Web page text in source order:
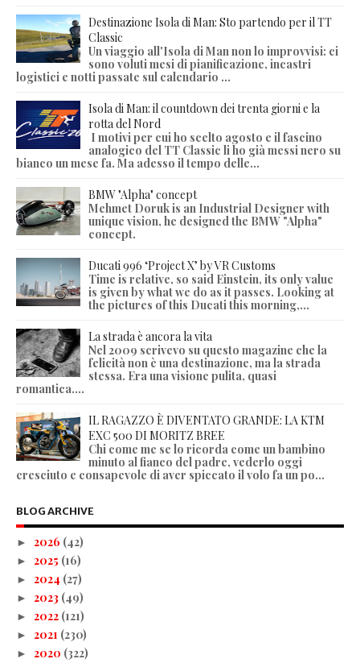
Destinazione Isola di Man: Sto partendo per il TT
Classic
Un viaggio all'Isola di Man non lo improvvisi: ci
sono voluti mesi di pianificazione, incastri
logistici e notti passate sul calendario ...
Isola di Man: il countdown dei trenta giorni e la
rotta del Nord
I motivi per cui ho scelto agosto e il fascino
analogico del TT Classic li ho già messi nero su
bianco un mese fa. Ma adesso il tempo delle...
BMW "Alpha" concept
Mehmet Doruk is an Industrial Designer with
unique vision, he designed the BMW "Alpha"
concept.
Ducati 996 ‘Project X’ by VR Customs
Time is relative, so said Einstein, its only value
is given by what we do as it passes. Looking at
the pictures of this Ducati this morning,...
La strada è ancora la vita
Nel 2009 scrivevo su questo magazine che la
felicità non è una destinazione, ma la strada
stessa. Era una visione pulita, quasi
romantica....
IL RAGAZZO È DIVENTATO GRANDE: LA KTM
EXC 500 DI MORITZ BREE
Chi come me se lo ricorda come un bambino
minuto al fianco del padre, vederlo oggi
cresciuto e consapevole di aver spiccato il volo fa un po...
BLOG ARCHIVE
► 2026 (42)
► 2025 (16)
► 2024 (27)
► 2023 (49)
► 2022 (121)
► 2021 (230)
► 2020 (322)